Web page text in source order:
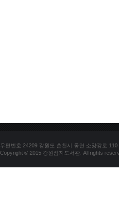
우편번호 24209 강원도 춘천시 동면 소양강로
Copyright © 2015 강원점자도서관. All rights